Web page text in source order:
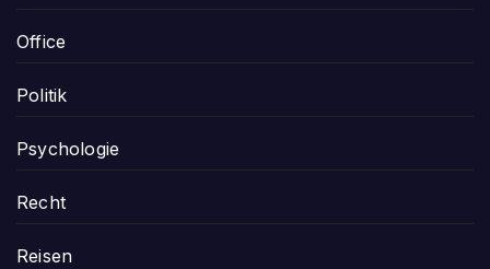
Office
Politik
Psychologie
Recht
Reisen